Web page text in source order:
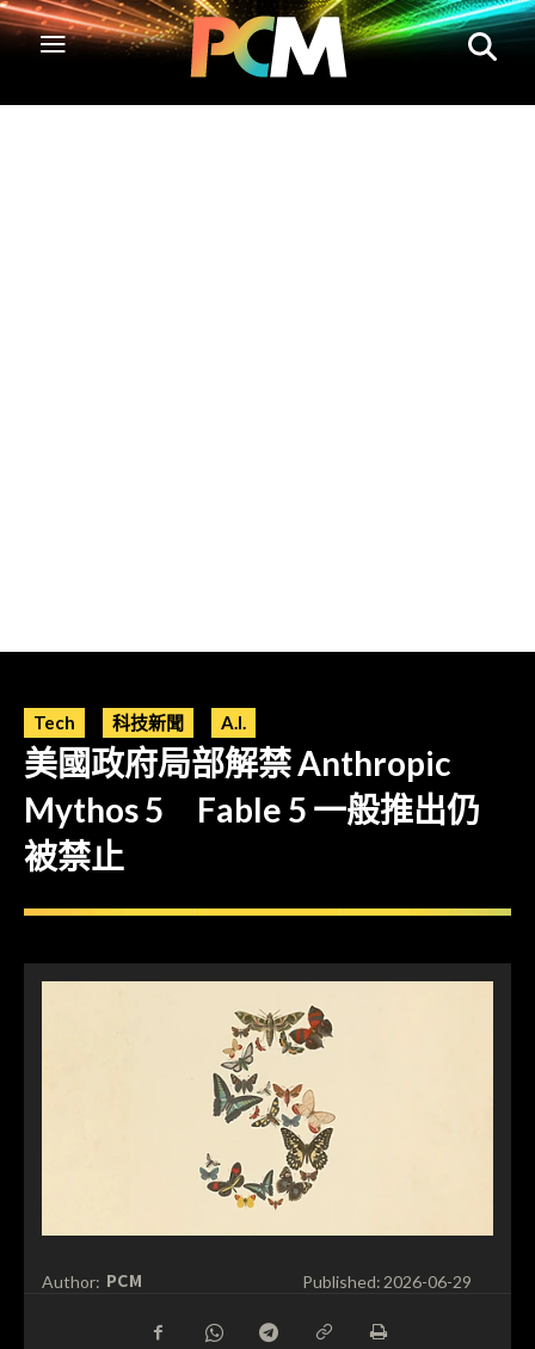
Tech 科技新聞 A.I.
美國政府局部解禁 Anthropic
Mythos 5 Fable 5 一般推出仍
被禁止
Author: PCM Published: 2026-06-29